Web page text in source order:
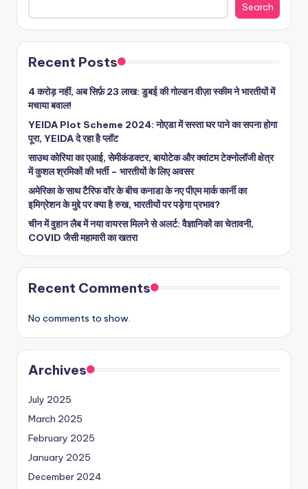
Search
Recent Posts
4 करोड़ नहीं, अब सिर्फ़ 23 लाख: डुबई की गोल्डन वीज़ा स्कीम ने भारतीयों में
मचाया बवाल!
YEIDA Plot Scheme 2024: नोएडा में सस्ता घर पाने का सपना होगा
पूरा, YEIDA दे रहा है प्लॉट
साउथ कोरिया का एआई, सेमीकंडक्टर, बायोटेक और क्वांटम टेक्नोलॉजी क्षेत्र
में कुशल श्रमिकों की भर्ती – भारतीयों के लिए अवसर
अमेरिका के साथ टैरिफ वॉर के बीच कनाडा के नए पीएम मार्क कार्नी का
इमिग्रेशन के मुद्दे पर क्या है रुख, भारतीयों पर पड़ेगा प्रभाव?
चीन में वुहान लैब में नया वायरस मिलने से अलर्ट: वैज्ञानिकों का चेतावनी,
COVID जैसी महामारी का खतरा
Recent Comments
No comments to show.
Archives
July 2025
March 2025
February 2025
January 2025
December 2024